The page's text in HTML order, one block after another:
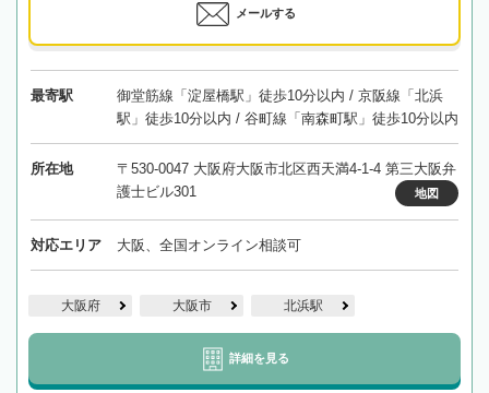
メールする
最寄駅
御堂筋線「淀屋橋駅」徒歩10分以内 / 京阪線「北浜
駅」徒歩10分以内 / 谷町線「南森町駅」徒歩10分以内
所在地
〒530-0047 大阪府大阪市北区西天満4-1-4 第三大阪弁
護士ビル301
地図
対応エリア 大阪、全国オンライン相談可
大阪府 大阪市 北浜駅
詳細を見る